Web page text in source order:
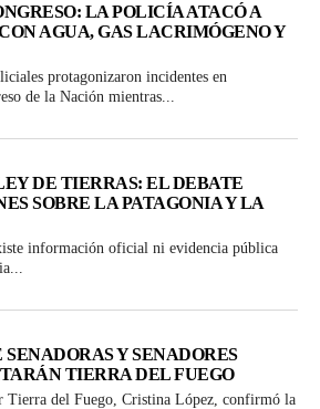
LA POLICÍA ATACÓ A
AGUA, GAS LACRIMÓGENO Y
protagonizaron incidentes en
de la Nación mientras...
DE TIERRAS: EL DEBATE
SOBRE LA PATAGONIA Y LA
información oficial ni evidencia pública
Y SENADORES
TIERRA DEL FUEGO
Tierra del Fuego, Cristina López, confirmó la